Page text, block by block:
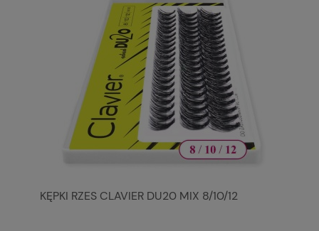
KĘPKI RZES CLAVIER DU20 MIX 8/10/12